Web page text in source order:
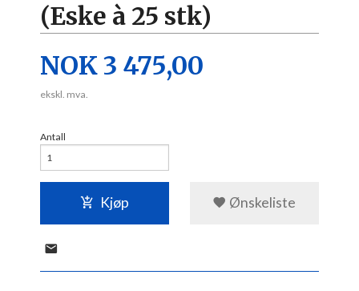
(Eske à 25 stk)
Pris
NOK3 475,00
ekskl. mva.
Antall
Kjøp Ønskeliste